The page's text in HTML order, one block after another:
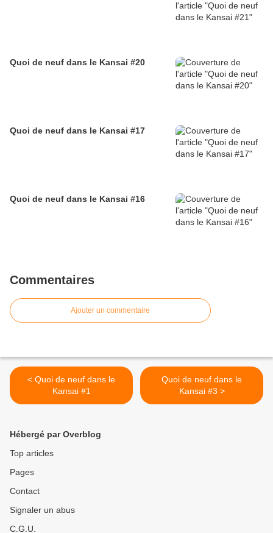
Quoi de neuf dans le Kansai #20
Quoi de neuf dans le Kansai #17
Quoi de neuf dans le Kansai #16
Commentaires
Ajouter un commentaire
< Quoi de neuf dans le
Kansai #1
Quoi de neuf dans le
Kansai #3 >
Hébergé par Overblog
Top articles
Pages
Contact
Signaler un abus
C.G.U.